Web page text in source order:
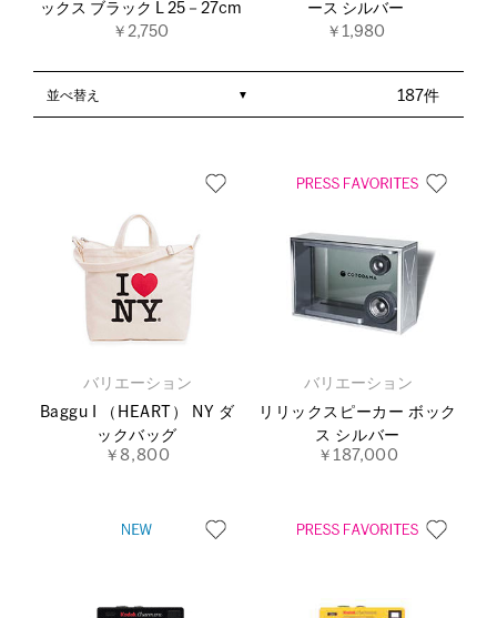
ックス ブラック L 25－27cm
￥2,750
ース シルバー
￥1,980
187件
並べ替え
バリエーション
Baggu I （HEART） NY ダ
ックバッグ
￥8,800
バリエーション
リリックスピーカー ボック
ス シルバー
￥187,000